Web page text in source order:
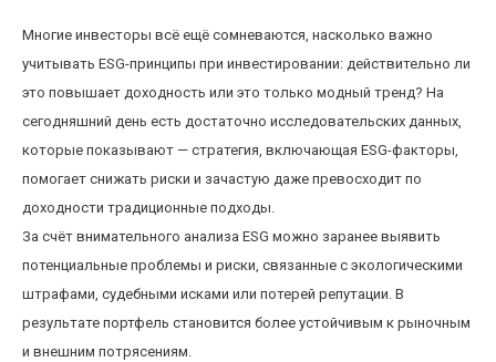
Многие инвесторы всё ещё сомневаются, насколько важно
учитывать ESG-принципы при инвестировании: действительно ли
это повышает доходность или это только модный тренд? На
сегодняшний день есть достаточно исследовательских данных,
которые показывают — стратегия, включающая ESG-факторы,
помогает снижать риски и зачастую даже превосходит по
доходности традиционные подходы.
За счёт внимательного анализа ESG можно заранее выявить
потенциальные проблемы и риски, связанные с экологическими
штрафами, судебными исками или потерей репутации. В
результате портфель становится более устойчивым к рыночным
и внешним потрясениям.